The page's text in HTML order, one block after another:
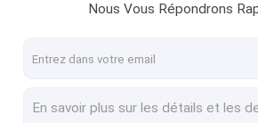
Réchauffeur de bouteille de
Flip Cap Baby Bottle
Nous Vous Répondrons